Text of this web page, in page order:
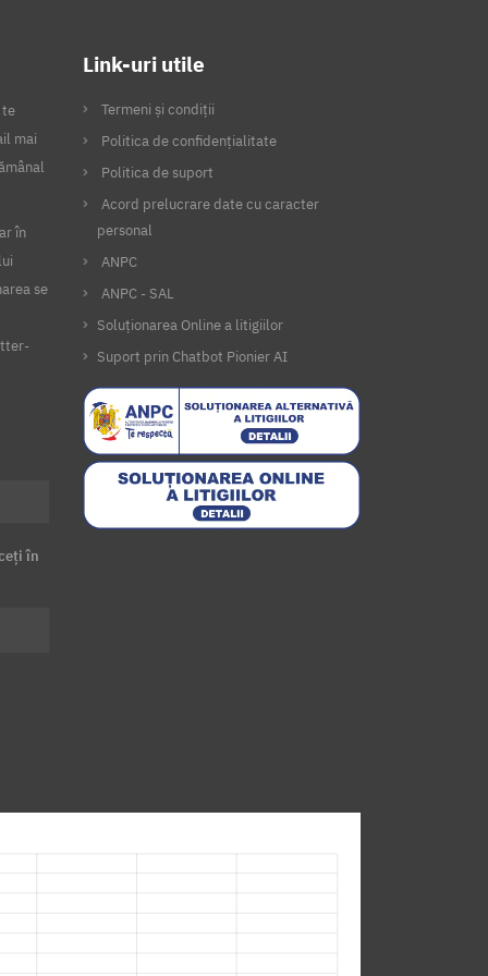
te
mai
în
se
în
Link-uri utile
Termeni și condiții
Politica de confidențialitate
Politica de suport
Acord prelucrare date cu caracter
personal
ANPC
ANPC - SAL
Soluționarea Online a litigiilor
Suport prin Chatbot Pionier AI